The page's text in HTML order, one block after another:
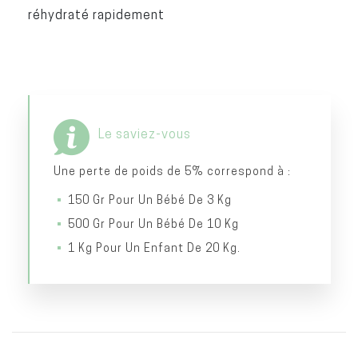
réhydraté rapidement
Le saviez-vous
Une perte de poids de 5% correspond à :
150 Gr Pour Un Bébé De 3 Kg
500 Gr Pour Un Bébé De 10 Kg
1 Kg Pour Un Enfant De 20 Kg.